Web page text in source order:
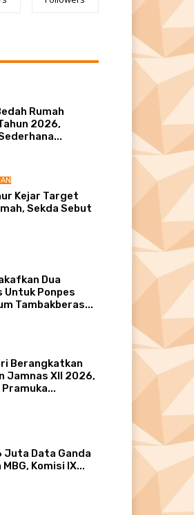
Rumah
2026,
Kejar Target
Sekda Sebut
Dua
Untuk Ponpes
Tambakberas...
Berangkatkan
Jamnas XII 2026,
Juta Data Ganda
Komisi IX...